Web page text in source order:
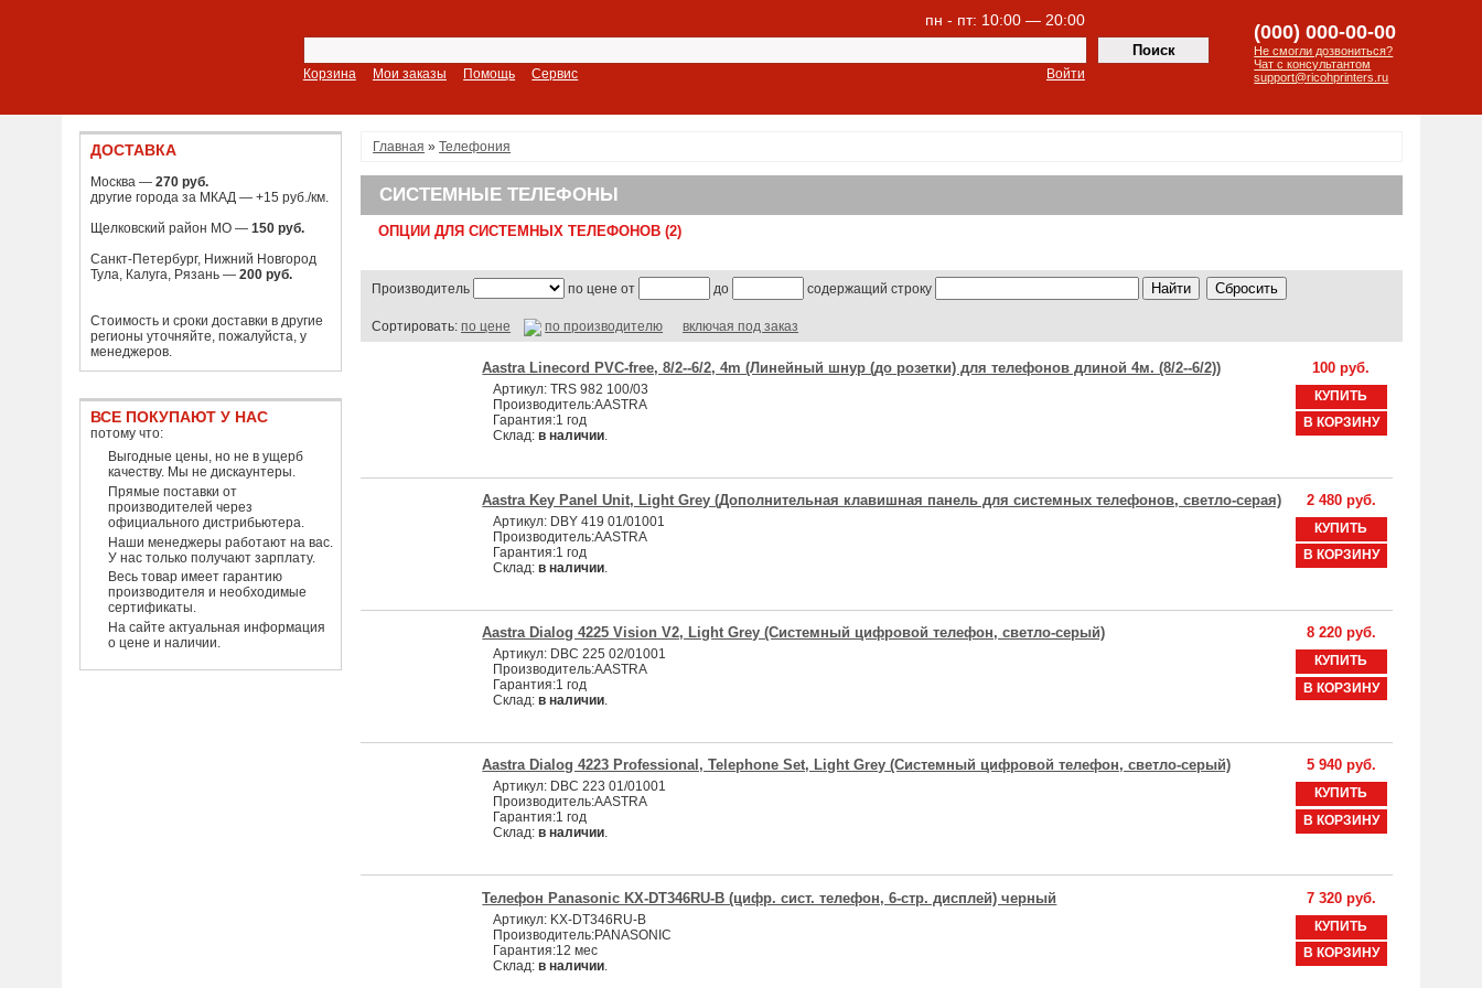
(000) 000-00-00
Не смогли дозвониться?
Чат с консультантом
support@ricohprinters.ru
пн - пт: 10:00 — 20:00
Войти
Корзина Мои заказы Помощь Сервис
ДОСТАВКА
Москва — 270 руб.
другие города за МКАД — +15 руб./км.
Щелковский район МО — 150 руб.
Санкт-Петербург, Нижний Новгород
Тула, Калуга, Рязань — 200 руб.
Стоимость и сроки доставки в другие
регионы уточняйте, пожалуйста, у
менеджеров.
ВСЕ ПОКУПАЮТ У НАС
потому что:
Выгодные цены, но не в ущерб
качеству. Мы не дискаунтеры.
Прямые поставки от
производителей через
официального дистрибьютера.
Наши менеджеры работают на вас.
У нас только получают зарплату.
Весь товар имеет гарантию
производителя и необходимые
сертификаты.
На сайте актуальная информация
о цене и наличии.
Главная »Телефония
СИСТЕМНЫЕ ТЕЛЕФОНЫ
ОПЦИИ ДЛЯ СИСТЕМНЫХ ТЕЛЕФОНОВ (2)
Производитель по цене от до содержащий строку
Сортировать:по цене по производителю включая под заказ
100 руб.
КУПИТЬ
В КОРЗИНУ
Aastra Linecord PVC-free, 8/2--6/2, 4m (Линейный шнур (до розетки) для телефонов длиной 4м. (8/2--6/2))
Артикул:TRS 982 100/03
Производитель:AASTRA
Гарантия:1 год
Склад:в наличии.
2 480 руб.
КУПИТЬ
В КОРЗИНУ
Aastra Key Panel Unit, Light Grey (Дополнительная клавишная панель для системных телефонов, светло-серая)
Артикул: DBY 419 01/01001
Производитель:AASTRA
Гарантия:1 год
Склад:в наличии.
8 220 руб.
КУПИТЬ
В КОРЗИНУ
Aastra Dialog 4225 Vision V2, Light Grey (Системный цифровой телефон, светло-серый)
Артикул: DBC 225 02/01001
Производитель:AASTRA
Гарантия:1 год
Склад:в наличии.
5 940 руб.
КУПИТЬ
В КОРЗИНУ
Aastra Dialog 4223 Professional, Telephone Set, Light Grey (Системный цифровой телефон, светло-серый)
Артикул: DBC 223 01/01001
Производитель:AASTRA
Гарантия:1 год
Склад:в наличии.
7 320 руб.
КУПИТЬ
В КОРЗИНУ
Телефон Panasonic KX-DT346RU-B (цифр. сист. телефон, 6-стр. дисплей) черный
Артикул: KX-DT346RU-B
Производитель:PANASONIC
Гарантия:12 мес
Склад:в наличии